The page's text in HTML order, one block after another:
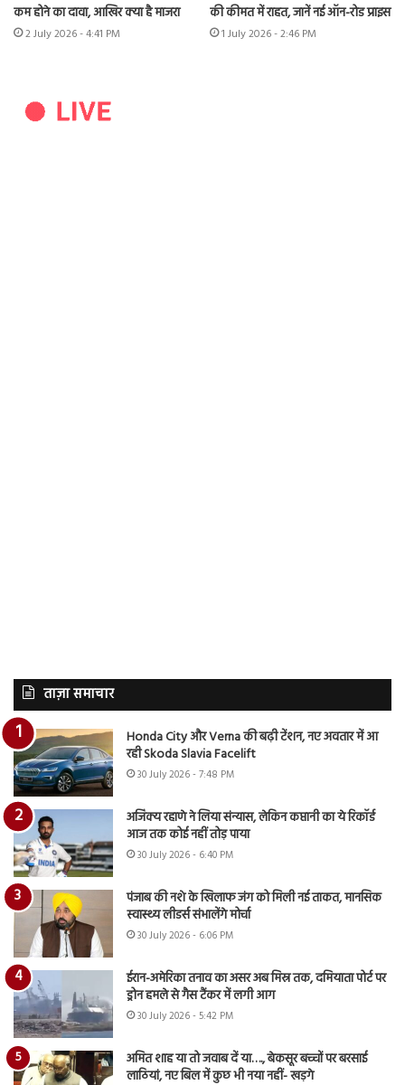
कम होने का दावा, आखिर क्या है माजरा
2 July 2026 - 4:41 PM
की कीमत में राहत, जानें नई ऑन-रोड प्राइस
1 July 2026 - 2:46 PM
ताज़ा समाचार
Honda City और Verna की बढ़ी टेंशन, नए अवतार में आ
रही Skoda Slavia Facelift
30 July 2026 - 7:48 PM
अजिंक्य रहाणे ने लिया संन्यास, लेकिन कप्तानी का ये रिकॉर्ड
आज तक कोई नहीं तोड़ पाया
30 July 2026 - 6:40 PM
पंजाब की नशे के खिलाफ जंग को मिली नई ताकत, मानसिक
स्वास्थ्य लीडर्स संभालेंगे मोर्चा
30 July 2026 - 6:06 PM
ईरान-अमेरिका तनाव का असर अब मिस्र तक, दमियाता पोर्ट पर
ड्रोन हमले से गैस टैंकर में लगी आग
30 July 2026 - 5:42 PM
अमित शाह या तो जवाब दें या…., बेकसूर बच्चों पर बरसाई
लाठियां, नए बिल में कुछ भी नया नहीं- खड़गे